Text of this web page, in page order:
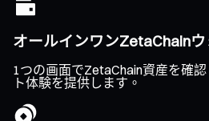
オールインワンZetaChainウ
1つの画面でZetaChain資産を確
ト体験を提供します。